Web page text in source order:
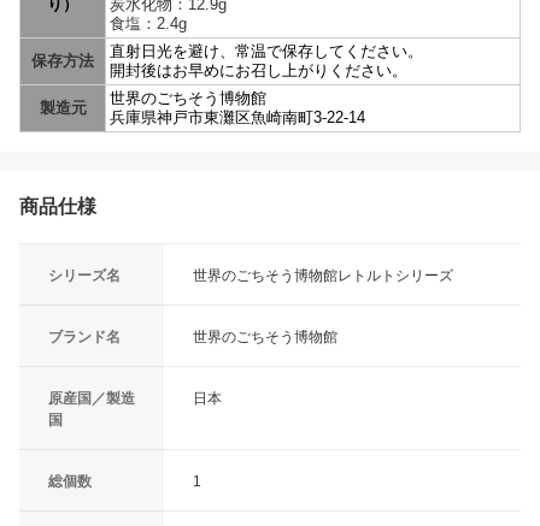
り）
炭水化物：12.9g
食塩：2.4g
保存方法
直射日光を避け、常温で保存してください。
開封後はお早めにお召し上がりください。
製造元
世界のごちそう博物館
兵庫県神戸市東灘区魚崎南町3-22-14
商品仕様
シリーズ名 世界のごちそう博物館レトルトシリーズ
ブランド名 世界のごちそう博物館
原産国／製造
国
日本
総個数 1